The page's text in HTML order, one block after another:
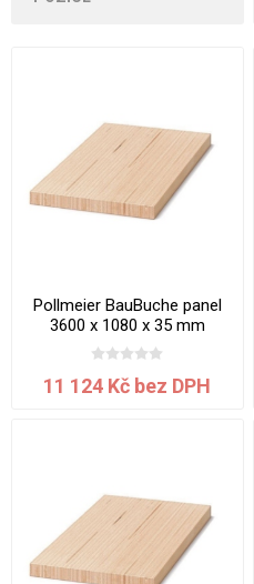
Pollmeier BauBuche panel
3600 x 1080 x 35 mm
11 124 Kč bez DPH